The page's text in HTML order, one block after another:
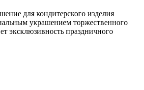
для кондитерского изделия
украшением торжественного
эксклюзивность праздничного